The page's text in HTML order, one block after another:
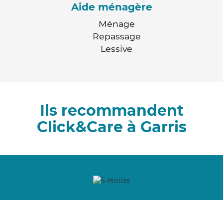
Aide ménagère
Ménage
Repassage
Lessive
Ils recommandent
Click&Care à Garris